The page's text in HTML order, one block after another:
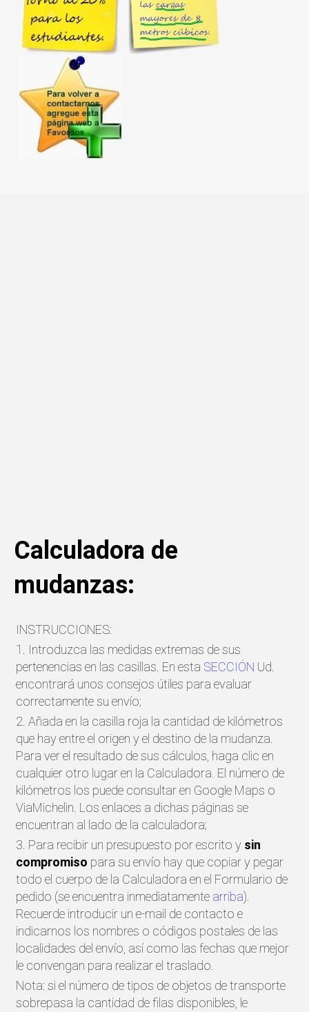
Calculadora de
mudanzas:
INSTRUCCIONES:
1. Introduzca las medidas extremas de sus
pertenencias en las casillas. En esta SECCIÓN Ud.
encontrará unos consejos útiles para evaluar
correctamente su envío;
2. Añada en la casilla roja la cantidad de kilómetros
que hay entre el origen y el destino de la mudanza.
Para ver el resultado de sus cálculos, haga clic en
cualquier otro lugar en la Calculadora. El número de
kilómetros los puede consultar en Google Maps o
ViaMichelin. Los enlaces a dichas páginas se
encuentran al lado de la calculadora;
3. Para recibir un presupuesto por escrito y sin
compromiso para su envío hay que copiar y pegar
todo el cuerpo de la Calculadora en el Formulario de
pedido (se encuentra inmediatamente arriba).
Recuerde introducir un e-mail de contacto e
indicarnos los nombres o códigos postales de las
localidades del envío, así como las fechas que mejor
le convengan para realizar el traslado.
Nota: si el número de tipos de objetos de transporte
sobrepasa la cantidad de filas disponibles, le